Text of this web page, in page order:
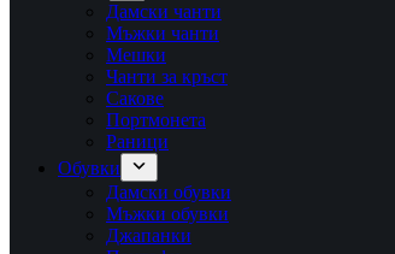
Дамски чанти
Мъжки чанти
Мешки
Чанти за кръст
Сакове
Портмонета
Раници
Обувки
Дамски обувки
Мъжки обувки
Джапанки